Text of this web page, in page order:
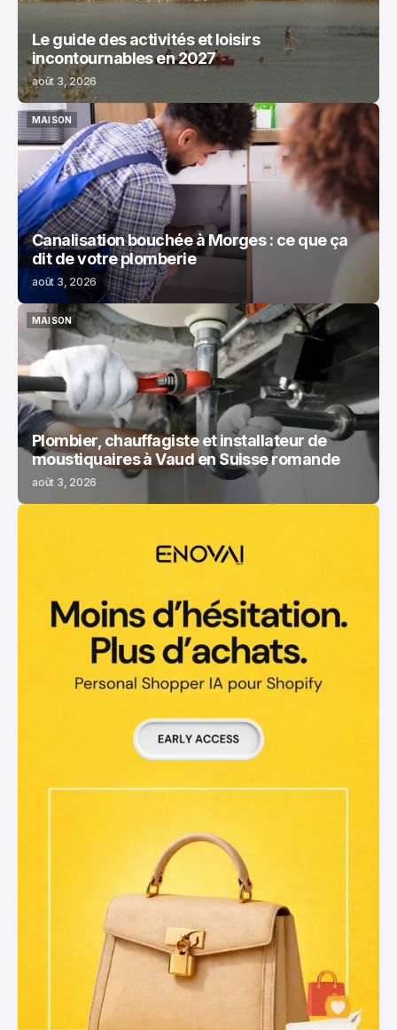
Le guide des activités et loisirs
incontournables en 2027
août 3, 2026
MAISON
MAISON
Canalisation bouchée à Morges : ce que ça
dit de votre plomberie
août 3, 2026
MAISON
MAISON
Plombier, chauffagiste et installateur de
moustiquaires à Vaud en Suisse romande
août 3, 2026